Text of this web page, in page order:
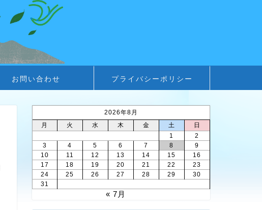
お問い合わせ プライバシーポリシー
2026年8月
月
火 水 木 金 土
日
1
2
3
4 5 6 7 8
9
10
11 12 13 14 15
16
17
18 19 20 21 22
23
24
25 26 27 28 29
30
31
« 7月